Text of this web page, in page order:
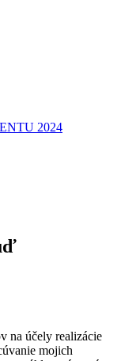
2024
na účely realizácie
mojich